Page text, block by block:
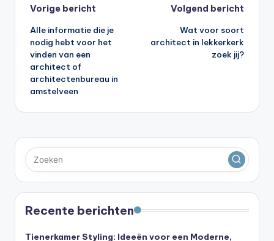
Bericht
navigatie
Vorige bericht
Alle informatie die je
nodig hebt voor het
vinden van een
architect of
architectenbureau in
amstelveen
Volgend bericht
Wat voor soort
architect in lekkerkerk
zoek jij?
Recente berichten
Tienerkamer Styling: Ideeën voor een Moderne,